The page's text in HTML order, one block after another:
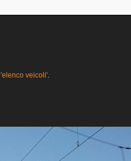
'elenco veicoli'.